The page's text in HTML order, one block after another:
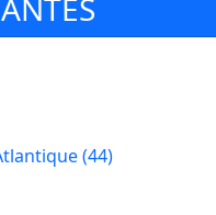
(44)